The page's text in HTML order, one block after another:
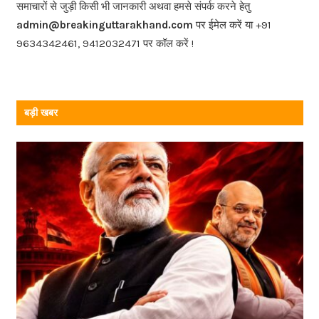
o
k
समाचारों से जुड़ी किसी भी जानकारी अथवा हमसे संपर्क करने हेतु
admin@breakinguttarakhand.com पर ईमेल करें या +91
9634342461, 9412032471 पर कॉल करें !
बड़ी खबर